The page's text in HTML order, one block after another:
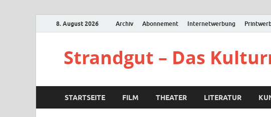
8. August 2026 Archiv Abonnement Internetwerbung
Strandgut – Das
STARTSEITE FILM THEATER LITERATUR